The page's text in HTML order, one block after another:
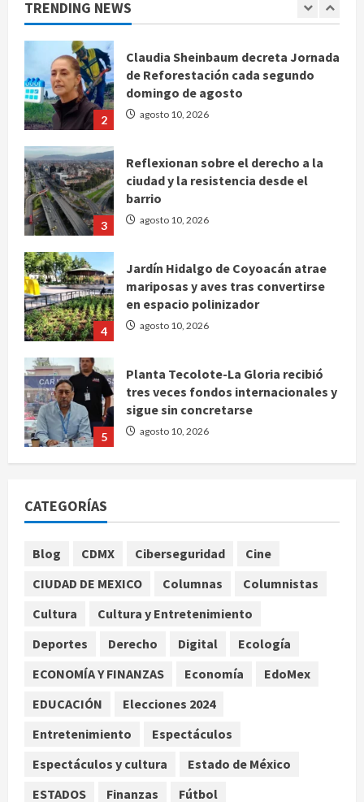
TRENDING NEWS
1
2
Claudia Sheinbaum decreta Jornada
de Reforestación cada segundo
domingo de agosto
agosto 10, 2026
3
Reflexionan sobre el derecho a la
ciudad y la resistencia desde el
barrio
agosto 10, 2026
4
Jardín Hidalgo de Coyoacán atrae
mariposas y aves tras convertirse
en espacio polinizador
agosto 10, 2026
5
Planta Tecolote-La Gloria recibió
tres veces fondos internacionales y
sigue sin concretarse
agosto 10, 2026
Claudia Sheinbaum decreta Jornada
domingo de agosto
agosto 10, 2026
ciudad y la resistencia desde el
Jardín Hidalgo de Coyoacán atrae
CATEGORÍAS
Blog CDMX Ciberseguridad
Cine
CIUDAD DE MEXICO
Columnas
Columnistas
Cultura
Cultura y Entretenimiento
Deportes
Derecho Digital
Ecología
ECONOMÍA Y FINANZAS
Economía
EdoMex
EDUCACIÓN
Elecciones 2024
Entretenimiento
Espectáculos
Espectáculos y cultura
Estado de México
ESTADOS
Finanzas Fútbol